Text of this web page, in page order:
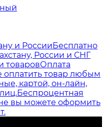
и РоссииБесплатно
России и СНГ
товаровОплата
товар любым
картой, он-лайн,
Беспроцентная
вы можете оформить